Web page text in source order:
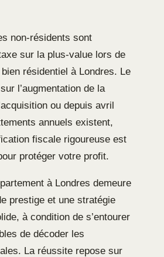
non-résidents sont
sur la plus-value lors de
bien résidentiel à Londres. Le
l’augmentation de la
ou depuis avril
annuels existent,
fiscale rigoureuse est
protéger votre profit.
à Londres demeure
prestige et une stratégie
à condition de s’entourer
de décoder les
La réussite repose sur